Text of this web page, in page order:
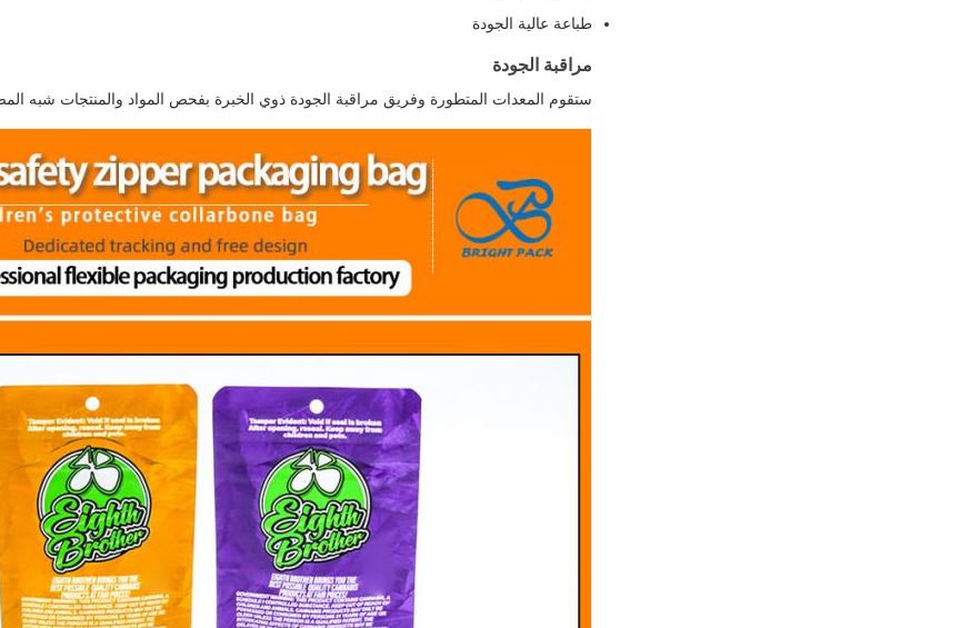
طباعة عالية الجودة
مراقبة الجودة
ستقوم المعدات المتطورة وفريق مراقبة الجودة ذوي الخبرة بفحص المواد والمنتجات شبه